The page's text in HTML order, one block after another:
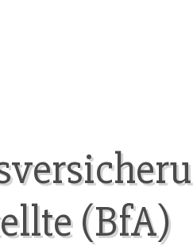
(BfA)